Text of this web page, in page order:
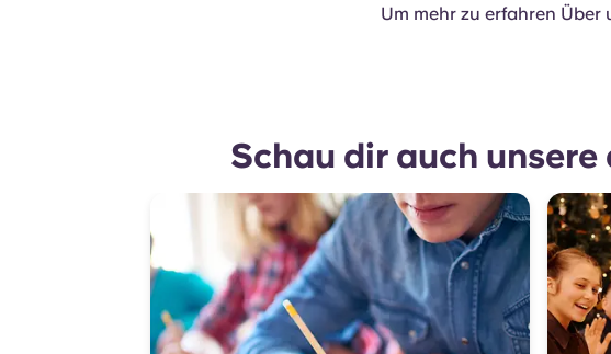
Um mehr zu erfahren Über
Schau dir auch